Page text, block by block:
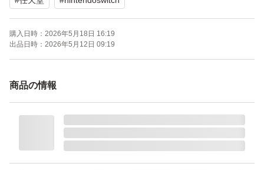
購入日時： 2026年5月18日 16:19
出品日時： 2026年5月12日 09:19
商品の情報